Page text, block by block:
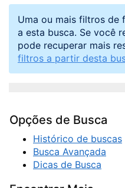
Uma ou mais filtros de
a esta busca. Se você
pode recuperar mais
filtros a partir desta
Opções de Busca
Histórico de buscas
Busca Avançada
Dicas de Busca